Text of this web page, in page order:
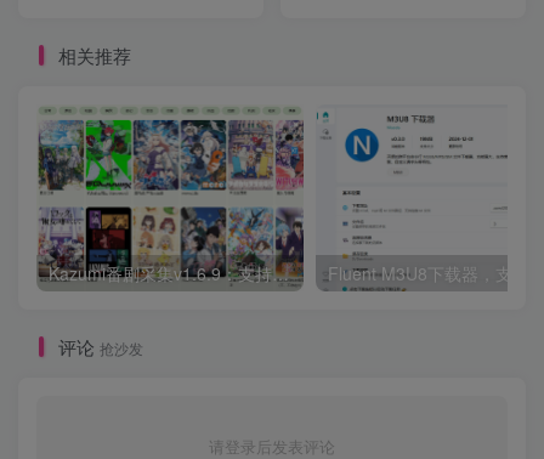
相关推荐
Kazumi番剧采集v1.6.9：支持自定义规则+在线观看+弹幕，跨平台下载 Fluent M3U8下载器，支持
评论 抢沙发
请登录后发表评论